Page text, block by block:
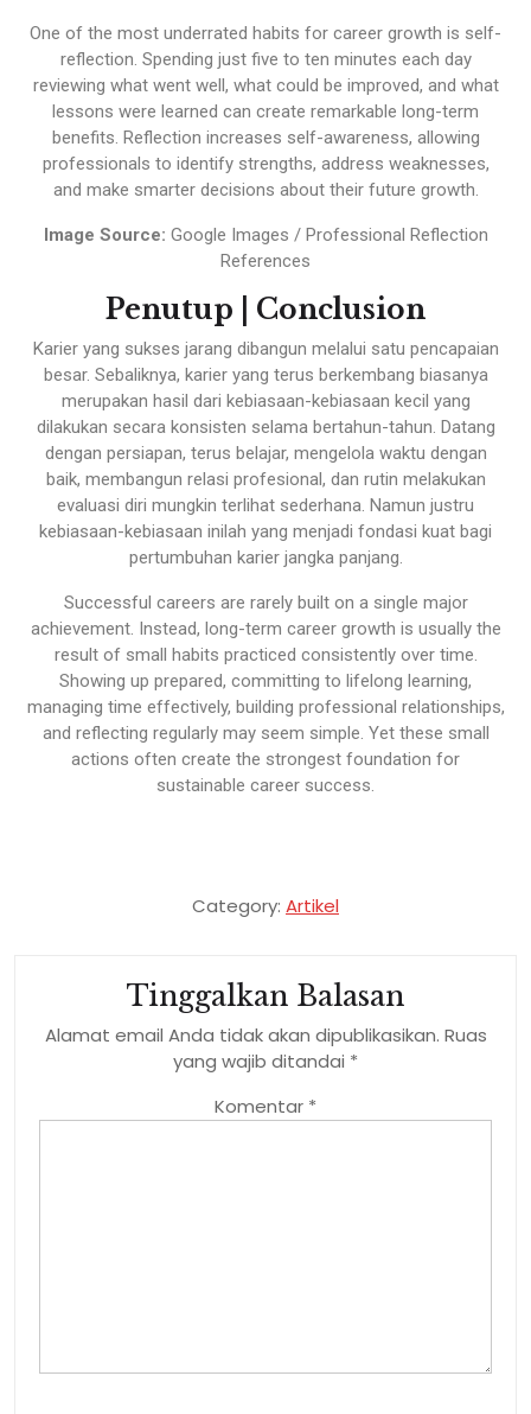
One of the most underrated habits for career growth is self-
reflection. Spending just five to ten minutes each day
reviewing what went well, what could be improved, and what
lessons were learned can create remarkable long-term
benefits. Reflection increases self-awareness, allowing
professionals to identify strengths, address weaknesses,
and make smarter decisions about their future growth.
Image Source: Google Images / Professional Reflection
References
Penutup | Conclusion
Karier yang sukses jarang dibangun melalui satu pencapaian
besar. Sebaliknya, karier yang terus berkembang biasanya
merupakan hasil dari kebiasaan-kebiasaan kecil yang
dilakukan secara konsisten selama bertahun-tahun. Datang
dengan persiapan, terus belajar, mengelola waktu dengan
baik, membangun relasi profesional, dan rutin melakukan
evaluasi diri mungkin terlihat sederhana. Namun justru
kebiasaan-kebiasaan inilah yang menjadi fondasi kuat bagi
pertumbuhan karier jangka panjang.
Successful careers are rarely built on a single major
achievement. Instead, long-term career growth is usually the
result of small habits practiced consistently over time.
Showing up prepared, committing to lifelong learning,
managing time effectively, building professional relationships,
and reflecting regularly may seem simple. Yet these small
actions often create the strongest foundation for
sustainable career success.
Category: Artikel
Tinggalkan Balasan
Alamat email Anda tidak akan dipublikasikan. Ruas
yang wajib ditandai *
Komentar *